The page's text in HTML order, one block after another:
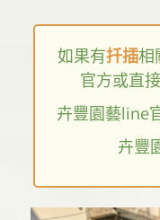
如果有扦插相
官方或直
卉豐園藝line
卉豐